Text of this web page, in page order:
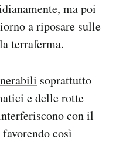
ma poi
a riposare sulle
terraferma.
soprattutto
e delle rotte
con il
così